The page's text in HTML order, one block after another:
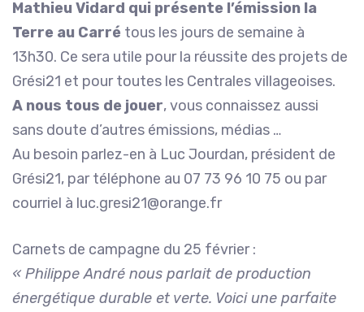
Mathieu Vidard qui présente l’émission la
Terre au Carré tous les jours de semaine à
13h30. Ce sera utile pour la réussite des projets de
Grési21 et pour toutes les Centrales villageoises.
A nous tous de jouer, vous connaissez aussi
sans doute d’autres émissions, médias …
Au besoin parlez-en à Luc Jourdan, président de
Grési21, par téléphone au 07 73 96 10 75 ou par
courriel à luc.gresi21@orange.fr
Carnets de campagne du 25 février :
« Philippe André nous parlait de production
énergétique durable et verte. Voici une parfaite